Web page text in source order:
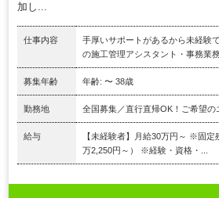
加し...
仕事内容
手厚いサポートがあるから未経験
の施工管理アシスタント・事務業
募集年齢 年齢: 〜 38歳
勤務地 全国募集／直行直帰OK！ご希望の
給与
【未経験者】月給30万円～ ※固
万2,250円～） ※経験・資格・...